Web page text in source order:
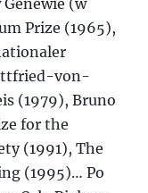
(w
Prize (1965),
von-
(1979), Bruno
for the
(1991), The
(1995)… Po